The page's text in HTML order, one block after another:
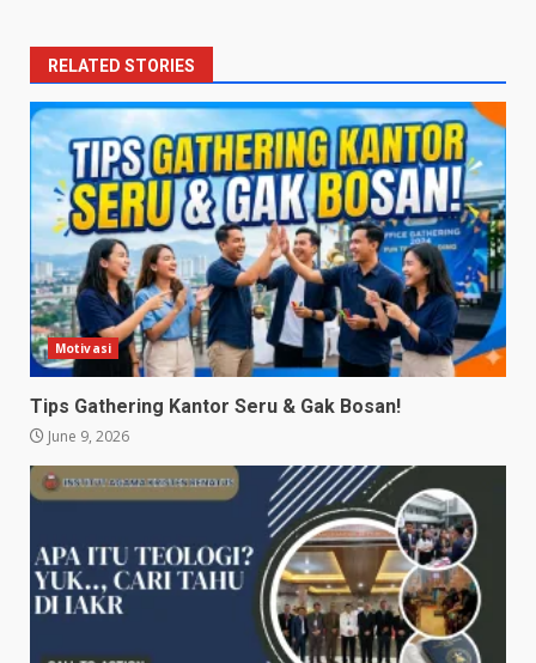
RELATED STORIES
Motivasi
Tips Gathering Kantor Seru & Gak Bosan!
June 9, 2026